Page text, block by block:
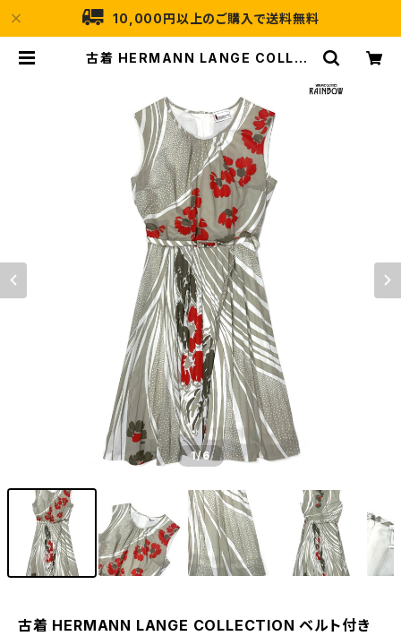
10,000円以上のご購入で送料無料
古着 HERMANN LANGE COLLEC
スリーブ ワンピース ベージュ (otu2
509002) | 古着屋RAINBOW
1/6
古着 HERMANN LANGE COLLECTION ベルト付き